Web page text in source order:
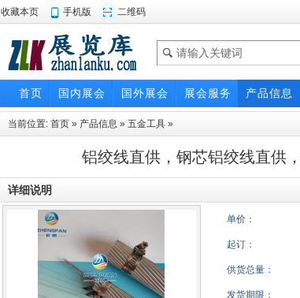
收藏本页 手机版 二维码
首页 国内展会 国外展会 展会服务 产品信息
当前位置: 首页 » 产品信息 » 五金工具 »
铝绞线直供，钢芯铝绞线直供
详细说明
单价：
起订：
供货总量：
发货期限：